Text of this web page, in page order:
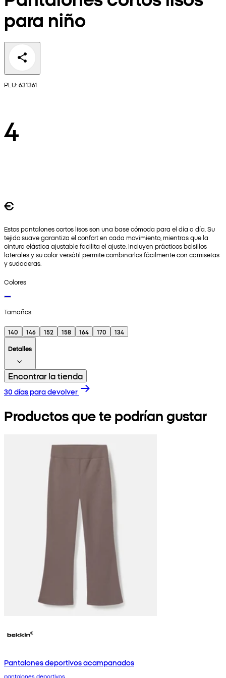
para niño
PLU: 631361
4
€
Estos pantalones cortos lisos son una base cómoda para el día a día. Su
tejido suave garantiza el confort en cada movimiento, mientras que la
cintura elástica ajustable facilita el ajuste. Incluyen prácticos bolsillos
laterales y su color versátil permite combinarlos fácilmente con camisetas
y sudaderas.
Colores
Tamaños
140 146 152 158 164 170
134
Detalles
Encontrar la tienda
30 días para devolver
Productos que te podrían gustar
Pantalones deportivos acampanados
pantalones deportivos